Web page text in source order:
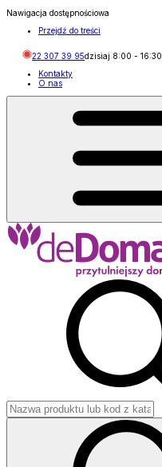
Nawigacja dostępnościowa
Przejdź do treści
22 307 39 95dzisiaj 8:00 - 16:30
Kontakty
O nas